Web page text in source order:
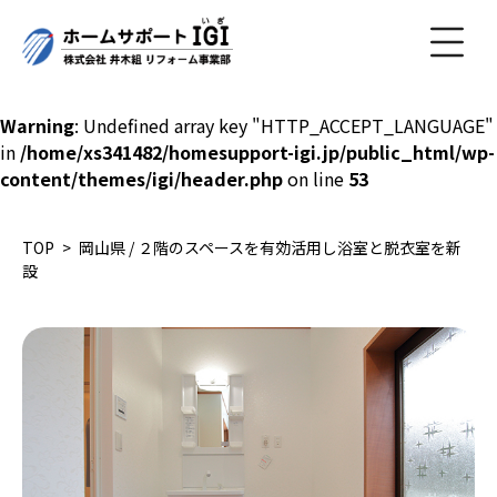
Warning: Undefined array key "HTTP_ACCEPT_LANGUAGE"
in /home/xs341482/homesupport-igi.jp/public_html/wp-
content/themes/igi/header.phpon line 53
TOP
岡山県 / ２階のスペースを有効活用し浴室と脱衣室を新
設